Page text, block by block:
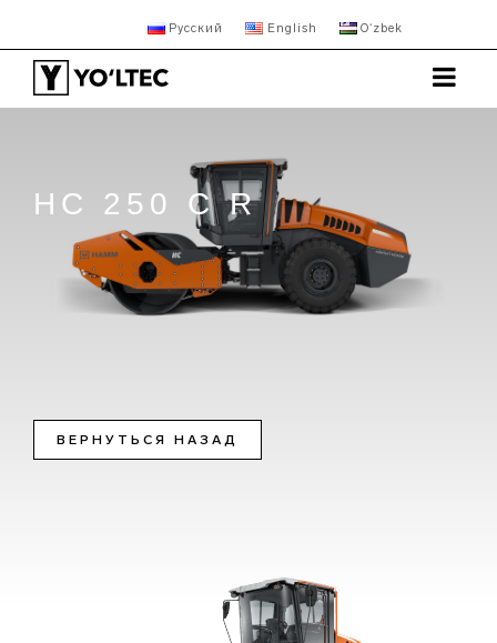
Русский English Oʻzbek
HC 250 C R
ВЕРНУТЬСЯ НАЗАД